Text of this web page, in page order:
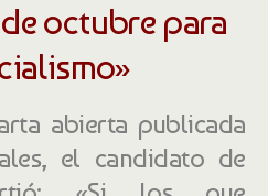
octubre para
abierta publicada
el candidato de